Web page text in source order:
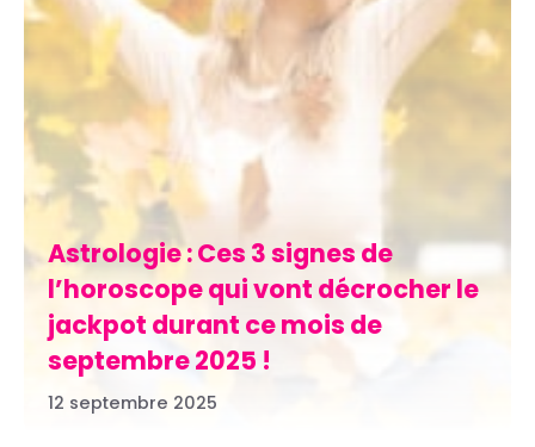
Astrologie : Ces 3 signes de
l’horoscope qui vont décrocher le
jackpot durant ce mois de
septembre 2025 !
12 septembre 2025